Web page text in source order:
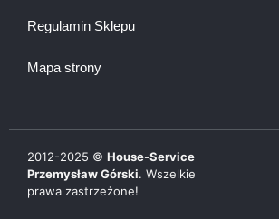
Regulamin Sklepu
Mapa strony
2012-2025 © House-Service
Przemysław Górski. Wszelkie
prawa zastrzeżone!